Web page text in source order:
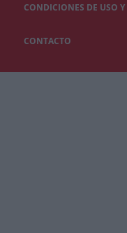
CONDICIONES DE USO
CONTACTO